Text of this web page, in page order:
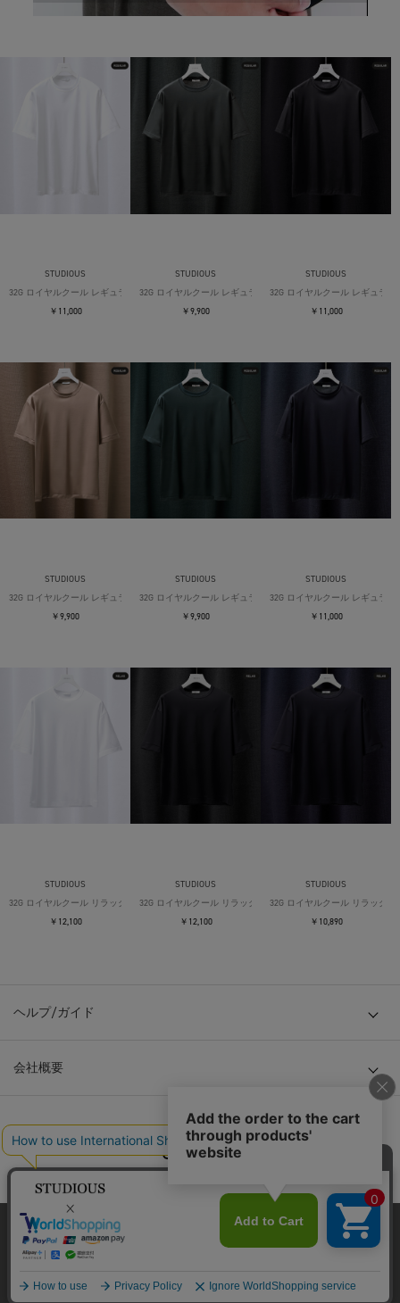
STUDIOUS
32G ロイヤルクール レギュラーTシャツ
￥11,000
STUDIOUS
32G ロイヤルクール レギュラーTシャツ
￥9,900
STUDIOUS
32G ロイヤルクール レギュラー
￥11,000
STUDIOUS
32G ロイヤルクール レギュラーTシャツ
￥9,900
STUDIOUS
32G ロイヤルクール レギュラーTシャツ
￥9,900
STUDIOUS
32G ロイヤルクール レギュラー
￥11,000
STUDIOUS
32G ロイヤルクール リラックスTシャツ
￥12,100
STUDIOUS
32G ロイヤルクール リラックスTシャツ
￥12,100
STUDIOUS
32G ロイヤルクール リラックス
￥10,890
ヘルプ/ガイド
会社概要
© TOKYO BASE CO., LTD
当サイトはクッキー(cookie)を使用します。クッキーはサイト内
の一部の機能および、サイトの使用状況の分析からマーケティ
ング活動に利用することを目的としています。
プライバシーポリシーはこちら